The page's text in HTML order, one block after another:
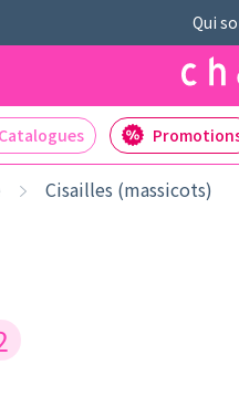
Qui
Catalogues
Cisailles (massicots)